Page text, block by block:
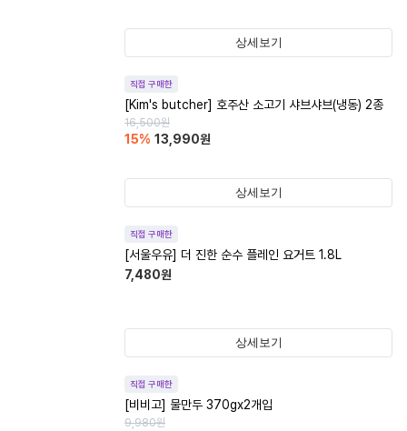
상세보기
직접 구매한
[Kim's butcher] 호주산 소고기 샤브샤브(냉동) 2종
16,500원
15% 13,990원
상세보기
직접 구매한
[서울우유] 더 진한 순수 플레인 요거트 1.8L
7,480원
상세보기
직접 구매한
[비비고] 물만두 370gx2개입
9,980원